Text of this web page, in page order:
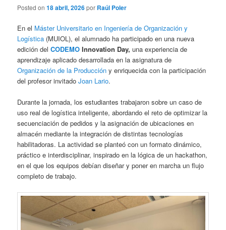
Posted on18 abril, 2026por Raúl Poler
En el Máster Universitario en Ingeniería de Organización y
Logística (MUIOL), el alumnado ha participado en una nueva
edición delCODEMO Innovation Day, una experiencia de
aprendizaje aplicado desarrollada en la asignatura de
Organización de la Producción y enriquecida con la participación
del profesor invitadoJoan Lario.
Durante la jornada, los estudiantes trabajaron sobre un caso de
uso real de logística inteligente, abordando el reto de optimizar la
secuenciación de pedidos y la asignación de ubicaciones en
almacén mediante la integración de distintas tecnologías
habilitadoras. La actividad se planteó con un formato dinámico,
práctico e interdisciplinar, inspirado en la lógica de un hackathon,
en el que los equipos debían diseñar y poner en marcha un flujo
completo de trabajo.